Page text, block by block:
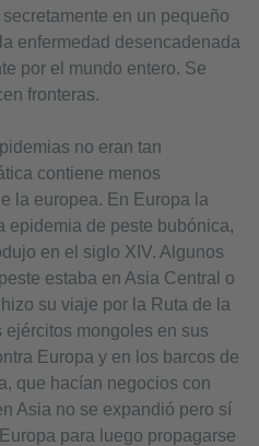
en un pequeño
enfermedad desencadenada
por el mundo entero. Se
fronteras.
no eran tan
contiene menos
la europea. En Europa la
epidemia de peste bubónica,
en el siglo XIV. Algunos
estaba en Asia Central o
su viaje por la Ruta de la
mongoles en sus
Europa y en los barcos de
que hacían negocios con
Asia no se expandió pero sí
para luego propagarse